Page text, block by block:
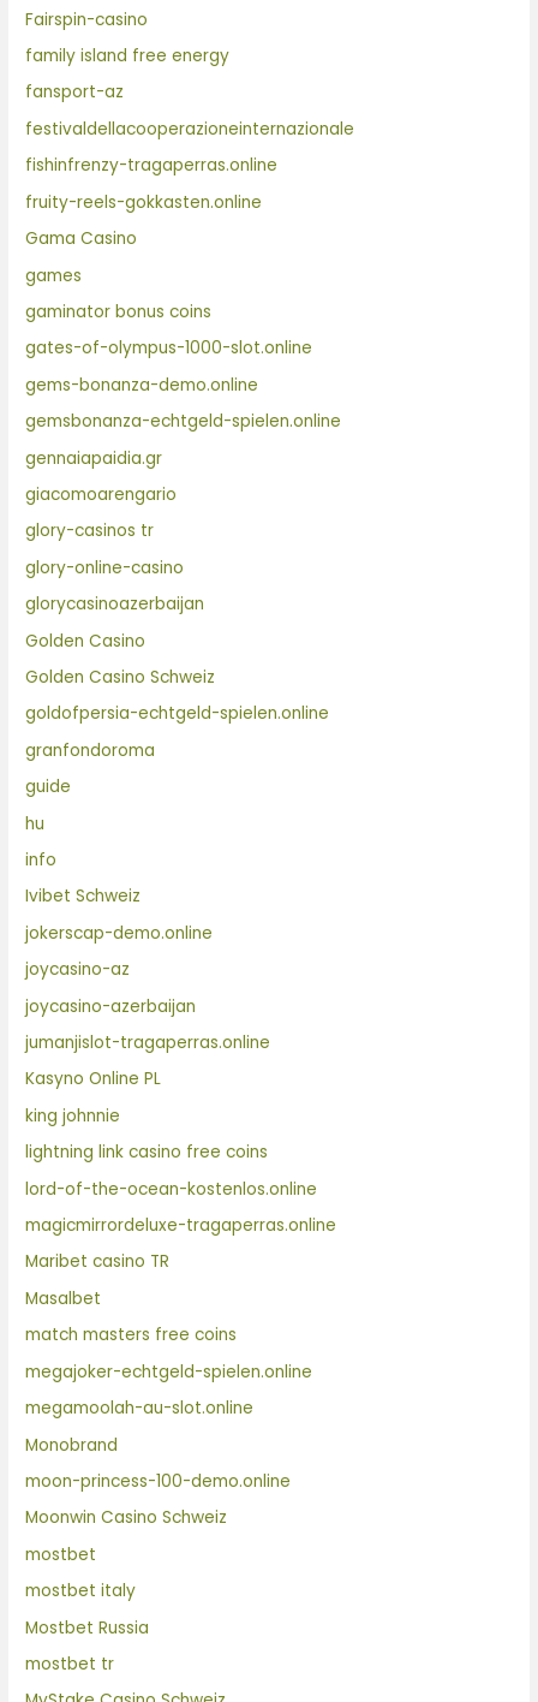
Fairspin-casino
family island free energy
fansport-az
festivaldellacooperazioneinternazionale
fishinfrenzy-tragaperras.online
fruity-reels-gokkasten.online
Gama Casino
games
gaminator bonus coins
gates-of-olympus-1000-slot.online
gems-bonanza-demo.online
gemsbonanza-echtgeld-spielen.online
gennaiapaidia.gr
giacomoarengario
glory-casinos tr
glory-online-casino
glorycasinoazerbaijan
Golden Casino
Golden Casino Schweiz
goldofpersia-echtgeld-spielen.online
granfondoroma
guide
hu
info
Ivibet Schweiz
jokerscap-demo.online
joycasino-az
joycasino-azerbaijan
jumanjislot-tragaperras.online
Kasyno Online PL
king johnnie
lightning link casino free coins
lord-of-the-ocean-kostenlos.online
magicmirrordeluxe-tragaperras.online
Maribet casino TR
Masalbet
match masters free coins
megajoker-echtgeld-spielen.online
megamoolah-au-slot.online
Monobrand
moon-princess-100-demo.online
Moonwin Casino Schweiz
mostbet
mostbet italy
Mostbet Russia
mostbet tr